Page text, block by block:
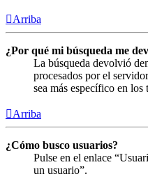
Arriba
¿Por qué mi búsqueda me
La búsqueda devolvió
procesados por el
sea más específico en
Arriba
¿Cómo busco usuarios?
Pulse en el enlace
un usuario”.